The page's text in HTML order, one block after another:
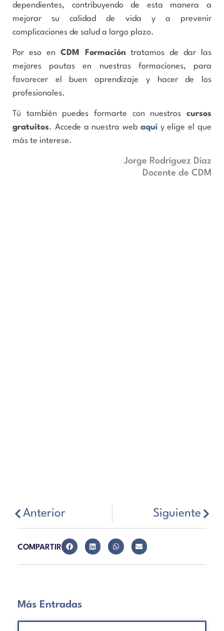
dependientes, contribuyendo de esta manera a
mejorar su calidad de vida y a prevenir
complicaciones de salud a largo plazo.
Por eso en CDM Formación tratamos de dar las
mejores pautas en nuestras formaciones, para
favorecer el buen aprendizaje y hacer de los
profesionales.
Tú también puedes formarte con nuestros cursos
gratuitos. Accede a nuestra web aquíy elige el que
más te interese.
Jorge Rodríguez Díaz
Docente de CDM
Anterior Siguiente
COMPARTIR
Más Entradas